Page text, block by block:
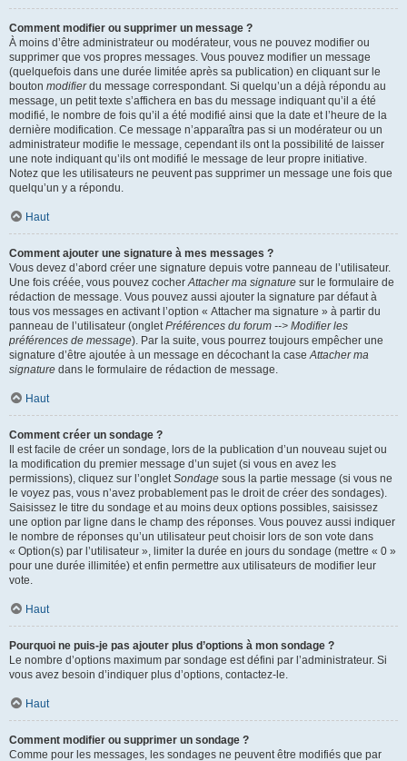
Comment modifier ou supprimer un message ?
À moins d’être administrateur ou modérateur, vous ne pouvez modifier ou
supprimer que vos propres messages. Vous pouvez modifier un message
(quelquefois dans une durée limitée après sa publication) en cliquant sur le
bouton modifierdu message correspondant. Si quelqu’un a déjà répondu au
message, un petit texte s’affichera en bas du message indiquant qu’il a été
modifié, le nombre de fois qu’il a été modifié ainsi que la date et l’heure de la
dernière modification. Ce message n’apparaîtra pas si un modérateur ou un
administrateur modifie le message, cependant ils ont la possibilité de laisser
une note indiquant qu’ils ont modifié le message de leur propre initiative.
Notez que les utilisateurs ne peuvent pas supprimer un message une fois que
quelqu’un y a répondu.
Haut
Comment ajouter une signature à mes messages ?
Vous devez d’abord créer une signature depuis votre panneau de l’utilisateur.
Une fois créée, vous pouvez cocherAttacher ma signature sur le formulaire de
rédaction de message. Vous pouvez aussi ajouter la signature par défaut à
tous vos messages en activant l’option « Attacher ma signature » à partir du
panneau de l’utilisateur (ongletPréférences du forum --> Modifier les
préférences de message). Par la suite, vous pourrez toujours empêcher une
signature d’être ajoutée à un message en décochant la caseAttacher ma
signature dans le formulaire de rédaction de message.
Haut
Comment créer un sondage ?
Il est facile de créer un sondage, lors de la publication d’un nouveau sujet ou
la modification du premier message d’un sujet (si vous en avez les
permissions), cliquez sur l’ongletSondage sous la partie message (si vous ne
le voyez pas, vous n’avez probablement pas le droit de créer des sondages).
Saisissez le titre du sondage et au moins deux options possibles, saisissez
une option par ligne dans le champ des réponses. Vous pouvez aussi indiquer
le nombre de réponses qu’un utilisateur peut choisir lors de son vote dans
« Option(s) par l’utilisateur », limiter la durée en jours du sondage (mettre « 0 »
pour une durée illimitée) et enfin permettre aux utilisateurs de modifier leur
vote.
Haut
Pourquoi ne puis-je pas ajouter plus d’options à mon sondage ?
Le nombre d’options maximum par sondage est défini par l’administrateur. Si
vous avez besoin d’indiquer plus d’options, contactez-le.
Haut
Comment modifier ou supprimer un sondage ?
Comme pour les messages, les sondages ne peuvent être modifiés que par